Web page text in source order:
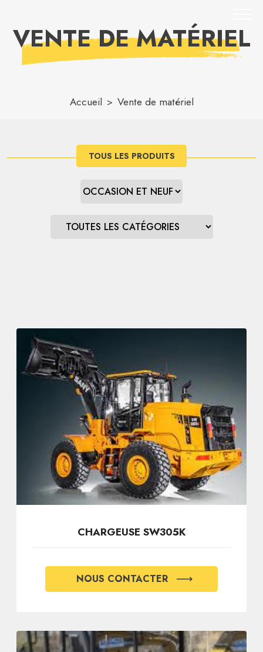
VENTE DE MATÉRIEL
Accueil Vente de matériel
TOUS LES PRODUITS
CHARGEUSE SW305K
NOUS CONTACTER